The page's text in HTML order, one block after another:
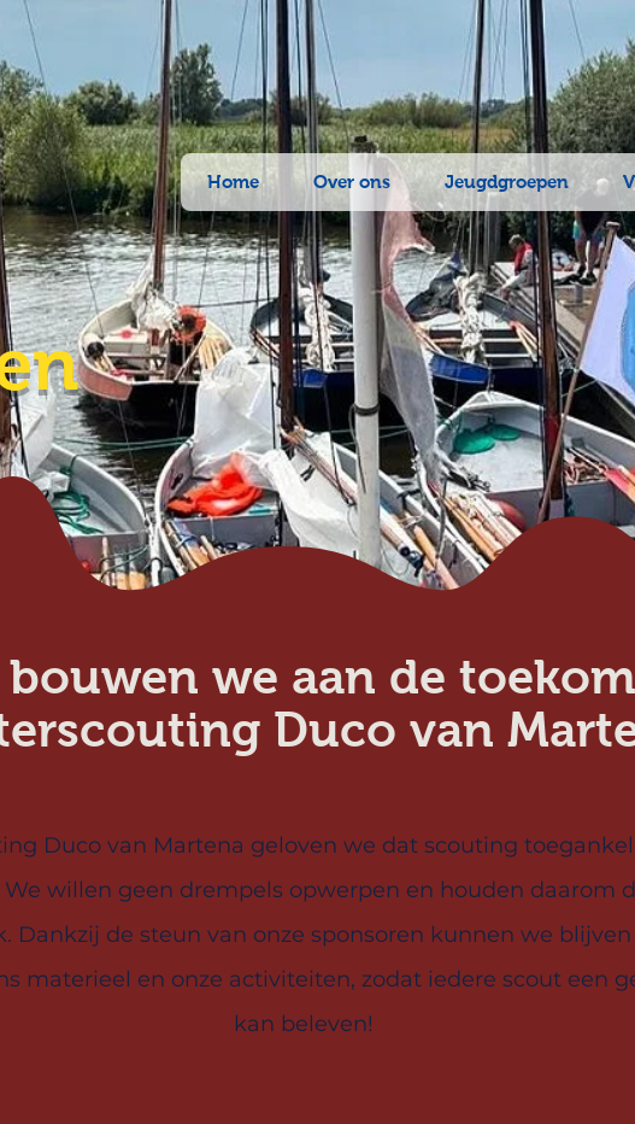
Home Over ons Jeugdgroepen
bouwen we aan de
Duco van
Duco van Martena geloven we dat scouting
We willen geen drempels opwerpen en houden daarom
Dankzij de steun van onze sponsoren kunnen we
materieel en onze activiteiten, zodat iedere scout een
kan beleven!